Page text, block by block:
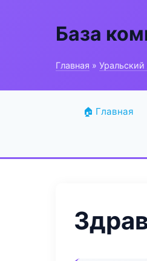
База
Главная »
🏠 Главная